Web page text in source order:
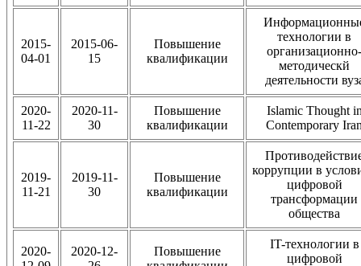
2015-
04-01
2015-06-
15
Повышение
квалификации
технологии в
организационно-
методическй
деятельности
2020-
11-22
2020-11-
30
Повышение
квалификации
Islamic Thought
Contemporary
2019-
11-21
2019-11-
30
Повышение
квалификации
коррупции в
цифровой
трансформации
общества
2020-
2020-12-
Повышение
IT-технологии в
цифровой